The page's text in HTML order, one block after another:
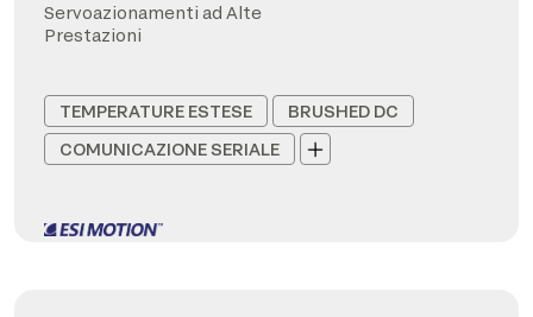
Servoazionamenti ad Alte
Prestazioni
TEMPERATURE ESTESE
BRUSHED DC
COMUNICAZIONE SERIALE